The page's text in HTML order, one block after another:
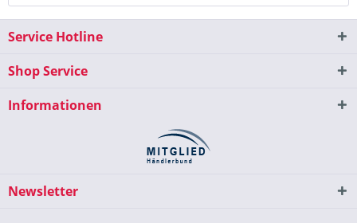
Service Hotline
Shop Service
Informationen
Newsletter